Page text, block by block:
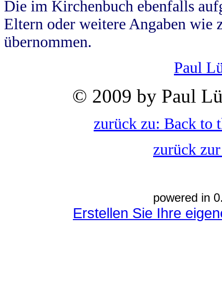
Die im Kirchenbuch ebenfalls
Eltern oder weitere Angaben wie
übernommen.
Paul
© 2009 by Paul
zurück zu: Back to
zurück
powered in
Erstellen Sie Ihre